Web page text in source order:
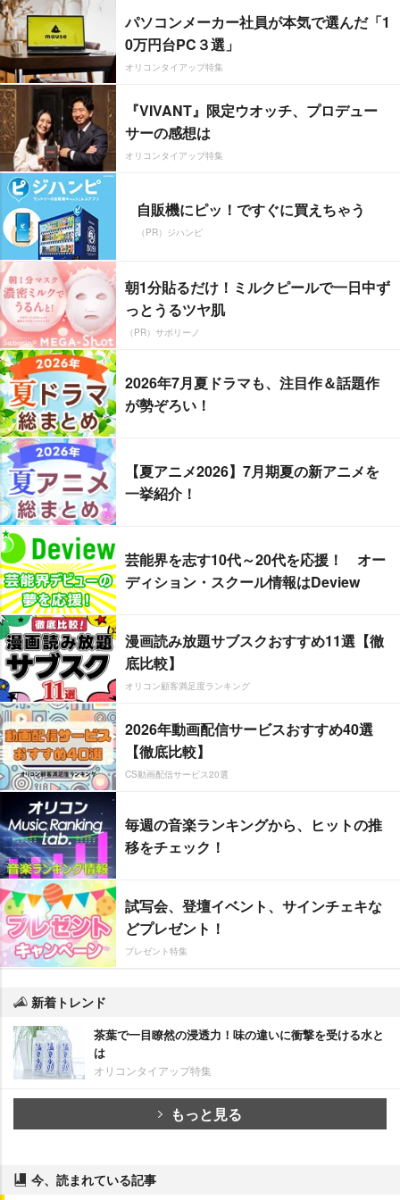
パソコンメーカー社員が本気で選んだ「1
0万円台PC３選」
オリコンタイアップ特集
『VIVANT』限定ウオッチ、プロデュー
サーの感想は
オリコンタイアップ特集
自販機にピッ！ですぐに買えちゃう
（PR）ジハンピ
朝1分貼るだけ！ミルクピールで一日中ず
っとうるツヤ肌
（PR）サボリーノ
2026年7月夏ドラマも、注目作＆話題作
が勢ぞろい！
【夏アニメ2026】7月期夏の新アニメを
一挙紹介！
芸能界を志す10代～20代を応援！ オー
ディション・スクール情報はDeview
漫画読み放題サブスクおすすめ11選【徹
底比較】
オリコン顧客満足度ランキング
2026年動画配信サービスおすすめ40選
【徹底比較】
CS動画配信サービス20選
毎週の音楽ランキングから、ヒットの推
移をチェック！
試写会、登壇イベント、サインチェキな
どプレゼント！
プレゼント特集
新着トレンド
茶葉で一目瞭然の浸透力！味の違いに衝撃を受ける水と
は
オリコンタイアップ特集
もっと見る
今、読まれている記事